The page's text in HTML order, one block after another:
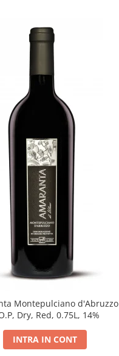
Montepulciano d'Abruzzo
Dry, Red, 0.75L, 14%
INTRA IN CONT